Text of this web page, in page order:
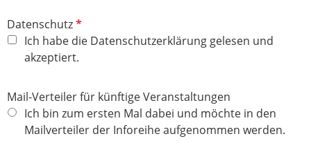
d
DatenschutzP
f
l
h
t
f
Ich habe die Datenschutzerklärung gelesen und
akzeptiert.
Mail-Verteiler für künftige Veranstaltungen
Ich bin zum ersten Mal dabei und möchte in den
Mailverteiler der Inforeihe aufgenommen werden.